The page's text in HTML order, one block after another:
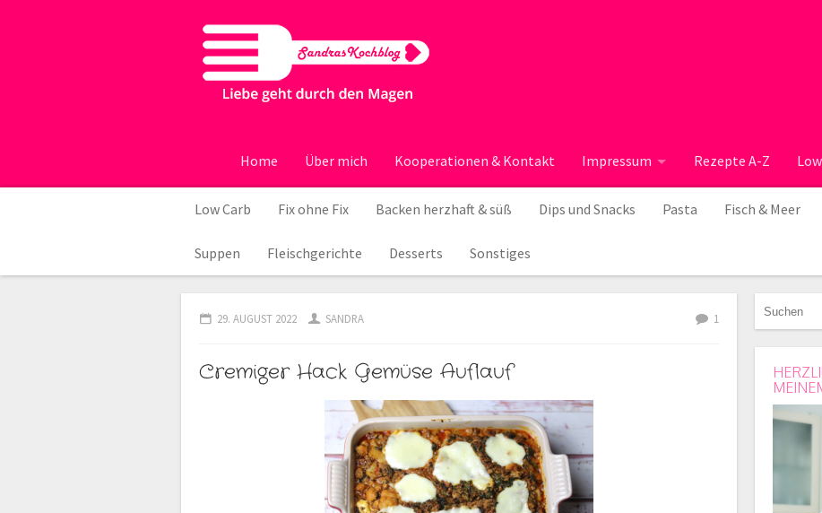
Home Über mich Kooperationen & Kontakt Impressum Rezepte A-Z
Low Carb Fix ohne Fix Backen herzhaft & süß Dips und Snacks Pasta Fisch & Meer
Suppen Fleischgerichte Desserts Sonstiges
29. AUGUST 2022 SANDRA 1
Cremiger Hack Gemüse Auflauf